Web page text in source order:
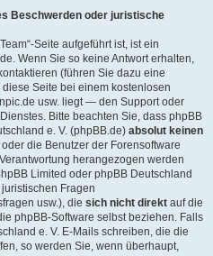
Beschwerden oder juristische
Seite aufgeführt ist, ist ein
Wenn Sie so keine Antwort erhalten,
(führen Sie dazu eine
Seite bei einem kostenlosen
usw. liegt — den Support oder
Bitte beachten Sie, dass phpBB
e. V. (phpBB.de) absolut keinen
die Benutzer der Forensoftware
herangezogen werden
Limited oder phpBB Deutschland
Fragen
usw.), die sich nicht direkt auf die
phpBB-Software selbst beziehen. Falls
e. V. E-Mails schreiben, die die
so werden Sie, wenn überhaupt,